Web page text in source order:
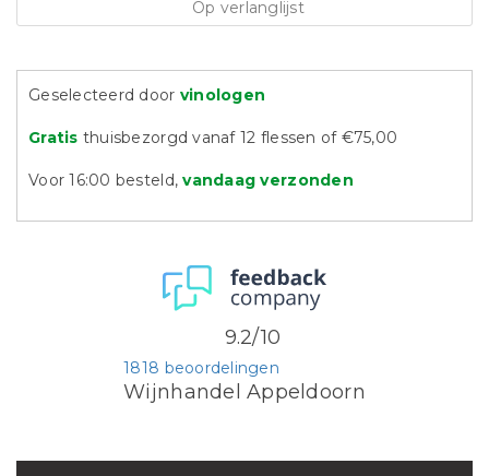
Op verlanglijst
Geselecteerd door vinologen
Gratis thuisbezorgd vanaf 12 flessen of €75,00
Voor 16:00 besteld,vandaag verzonden
Wijnhandel Appeldoorn
1818 beoordelingen
9.2/10